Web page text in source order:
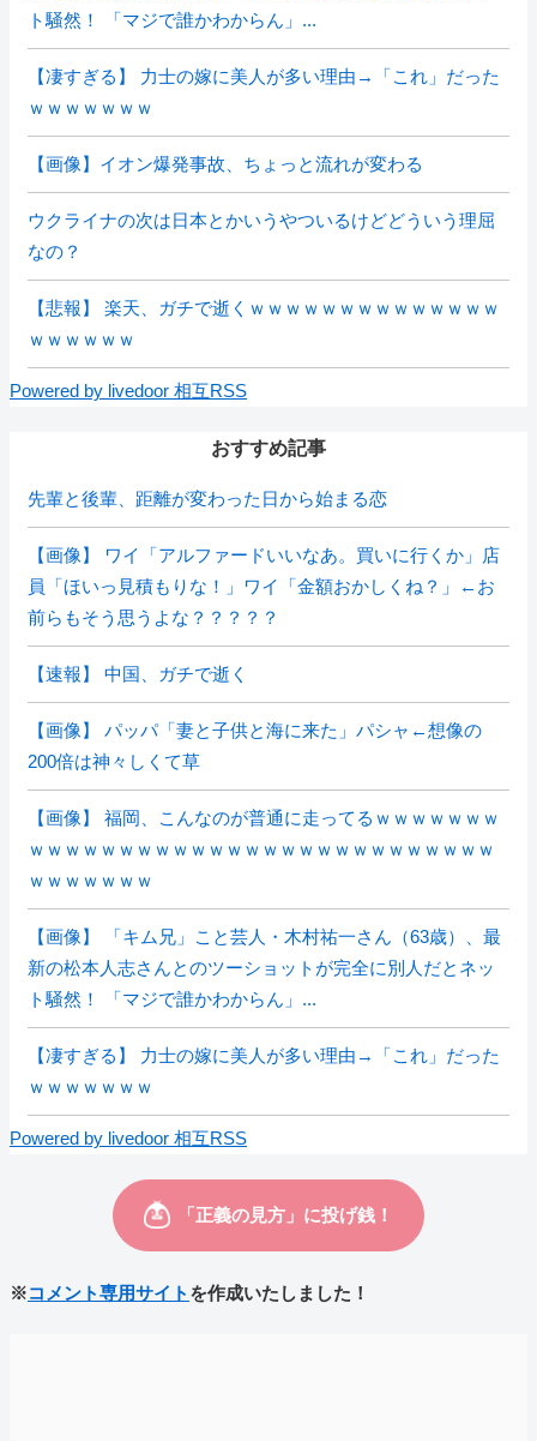
ト騒然！ 「マジで誰かわからん」...
【凄すぎる】 力士の嫁に美人が多い理由→「これ」だった
ｗｗｗｗｗｗｗ
【画像】イオン爆発事故、ちょっと流れが変わる
ウクライナの次は日本とかいうやついるけどどういう理屈
なの？
【悲報】 楽天、ガチで逝くｗｗｗｗｗｗｗｗｗｗｗｗｗｗ
ｗｗｗｗｗｗ
Powered by livedoor 相互RSS
おすすめ記事
先輩と後輩、距離が変わった日から始まる恋
【画像】 ワイ「アルファードいいなあ。買いに行くか」店
員「ほいっ見積もりな！」ワイ「金額おかしくね？」←お
前らもそう思うよな？？？？？
【速報】 中国、ガチで逝く
【画像】 パッパ「妻と子供と海に来た」パシャ←想像の
200倍は神々しくて草
【画像】 福岡、こんなのが普通に走ってるｗｗｗｗｗｗｗ
ｗｗｗｗｗｗｗｗｗｗｗｗｗｗｗｗｗｗｗｗｗｗｗｗｗｗ
ｗｗｗｗｗｗｗ
【画像】 「キム兄」こと芸人・木村祐一さん（63歳）、最
新の松本人志さんとのツーショットが完全に別人だとネッ
ト騒然！ 「マジで誰かわからん」...
【凄すぎる】 力士の嫁に美人が多い理由→「これ」だった
ｗｗｗｗｗｗｗ
Powered by livedoor 相互RSS
※コメント専用サイト を作成いたしました！